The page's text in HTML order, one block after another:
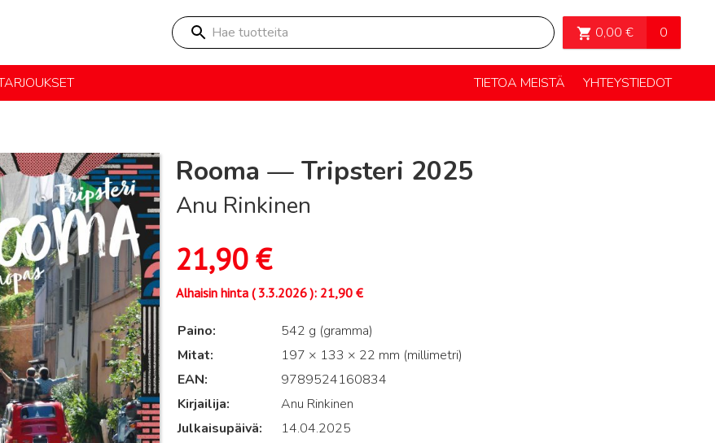
Hae tuotteita 0,00 € 0
OSTOSKORI>
TIETOA MEISTÄ YHTEYSTIEDOT
Rooma — Tripsteri 2025
Anu Rinkinen
21,90€
Alhaisin hinta (3.3.2026): 21,90 €
Paino
542 g (gramma)
Mitat
197 × 133 × 22 mm (millimetri)
EAN
9789524160834
Kirjailija
Anu Rinkinen
Julkaisupäivä
14.04.2025